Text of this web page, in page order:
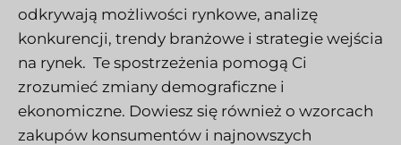
odkrywają możliwości rynkowe, analizę
konkurencji, trendy branżowe i strategie wejścia
na rynek. Te spostrzeżenia pomogą Ci
zrozumieć zmiany demograficzne i
ekonomiczne. Dowiesz się również o wzorcach
zakupów konsumentów i najnowszych